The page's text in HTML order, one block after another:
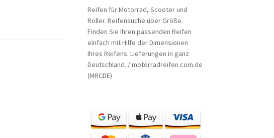
Reifen für Motorrad, Scooter und
Roller. Reifensuche über Größe.
Finden Sie Ihren passenden Reifen
einfach mit Hilfe der Dimensionen
Ihres Reifens. Lieferungen in ganz
Deutschland. / motorradreifen.com.de
(MRCDE)